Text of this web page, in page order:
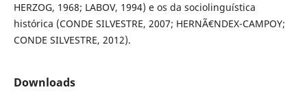
HERZOG, 1968; LABOV, 1994) e os da sociolinguística
histórica (CONDE SILVESTRE, 2007; HERNÃ€NDEX-CAMPOY;
CONDE SILVESTRE, 2012).
Downloads